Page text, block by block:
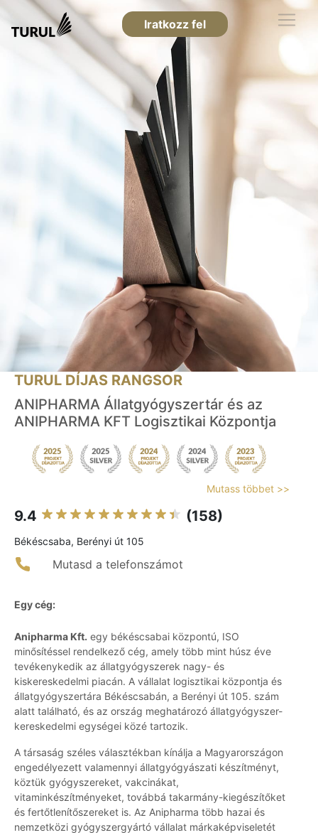
Iratkozz fel
TURUL DÍJAS RANGSOR
ANIPHARMA Állatgyógyszertár és az
ANIPHARMA KFT Logisztikai Központja
Mutass többet >>
9.4 (158)
Békéscsaba, Berényi út 105
Mutasd a telefonszámot
Egy cég:
Anipharma Kft. egy békéscsabai központú, ISO
minősítéssel rendelkező cég, amely több mint húsz éve
tevékenykedik az állatgyógyszerek nagy- és
kiskereskedelmi piacán. A vállalat logisztikai központja és
állatgyógyszertára Békéscsabán, a Berényi út 105. szám
alatt található, és az ország meghatározó állatgyógyszer-
kereskedelmi egységei közé tartozik.
A társaság széles választékban kínálja a Magyarországon
engedélyezett valamennyi állatgyógyászati készítményt,
köztük gyógyszereket, vakcinákat,
vitaminkészítményeket, továbbá takarmány-kiegészítőket
és fertőtlenítőszereket is. Az Anipharma több hazai és
nemzetközi gyógyszergyártó vállalat márkaképviseletét